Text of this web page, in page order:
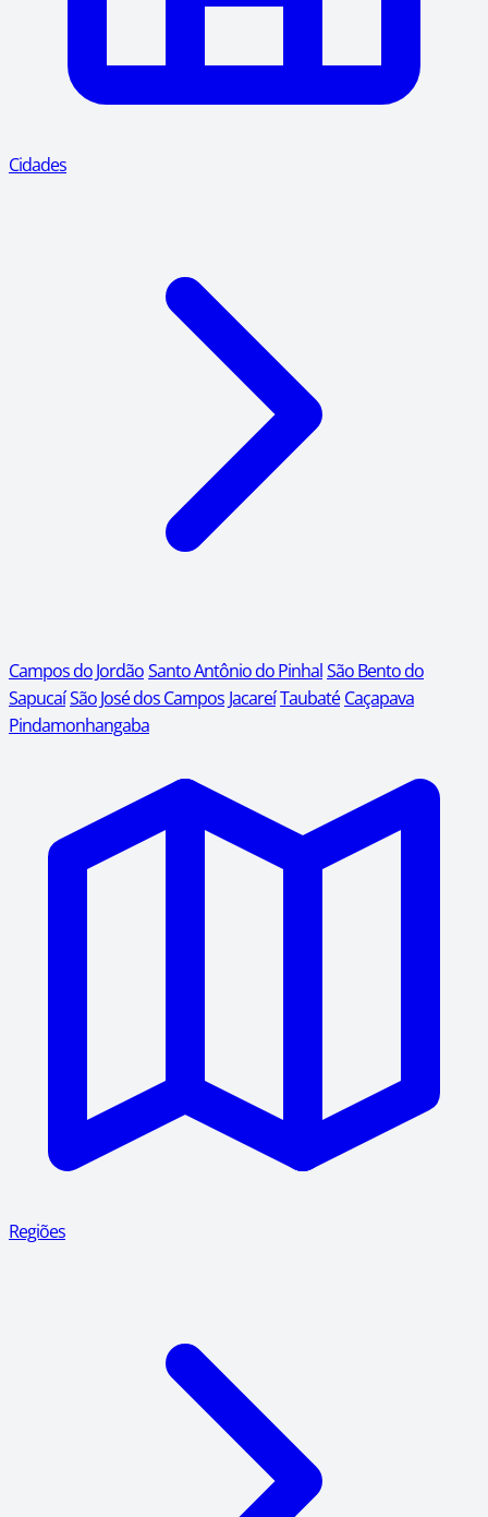
Cidades
Campos do JordãoSanto Antônio do PinhalSão Bento do
SapucaíSão José dos Campos JacareíTaubaté Caçapava
Pindamonhangaba
Regiões